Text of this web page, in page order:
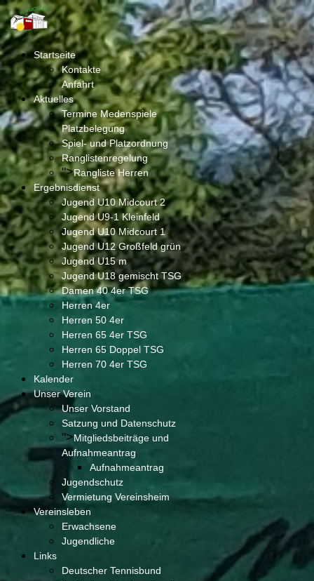
Startseite
Kontakte
Anfahrt
Aktuelles
Termine Medenspiele
Platzbelegung
Spiel- und Platzordnung
Ranglistenregelung
">Rangliste Herren
Ergebnisdienst
Jugend U10 Midcourt 2
Jugend U9-1 Kleinfeld
Jugend U10 Midcourt 1
Jugend U12 Großfeld grün
Jugend U15 m
Jugend U18 gemischt TSG
Damen 40 4er TSG
Herren 4er
Herren 50 4er
Herren 65 4er TSG
Herren 65 Doppel TSG
Herren 70 4er TSG
Kalender
Unser Verein
Unser Vorstand
Satzung und Datenschutz
">Mitgliedsbeiträge und
Aufnahmeantrag
Aufnahmeantrag
Jugendschutz
Vermietung Vereinsheim
Vereinsleben
Erwachsene
Jugendliche
Links
Deutscher Tennisbund